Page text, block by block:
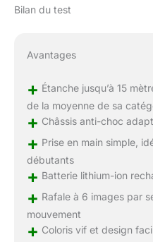
Bilan du test
Avantages
+ Étanche jusqu’à 15
de la moyenne de sa
+ Châssis anti-choc
+ Prise en main simple,
débutants
+ Batterie lithium-ion
+ Rafale à 6 images par
mouvement
+ Coloris vif et design